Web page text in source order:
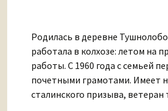
Родилась в деревне
работала в колхозе: летом на
работы. С 1960 года с семьей
почетными грамотами. Имеет
сталинского призыва, ветеран